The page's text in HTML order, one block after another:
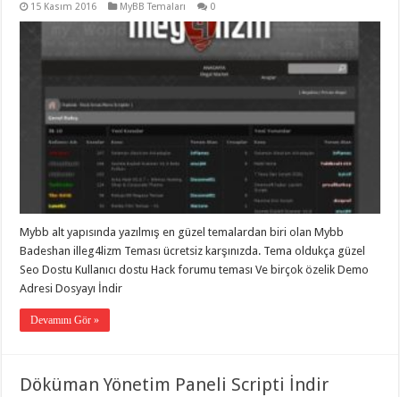
15 Kasım 2016 MyBB Temaları 0
Mybb alt yapısında yazılmış en güzel temalardan biri olan Mybb
Badeshan illeg4lizm Teması ücretsiz karşınızda. Tema oldukça güzel
Seo Dostu Kullanıcı dostu Hack forumu teması Ve birçok özelik Demo
Adresi Dosyayı İndir
Devamını Gör »
Döküman Yönetim Paneli Scripti İndir